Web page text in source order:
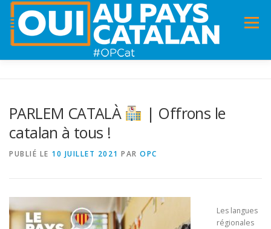
Menu
PANNEAUX POUR MA COMMUNE !
PARLEM CATALÀ
| Offrons le
catalan à tous !
PUBLIÉ LE 10 JUILLET 2021 PAR OPC
Les langues
régionales